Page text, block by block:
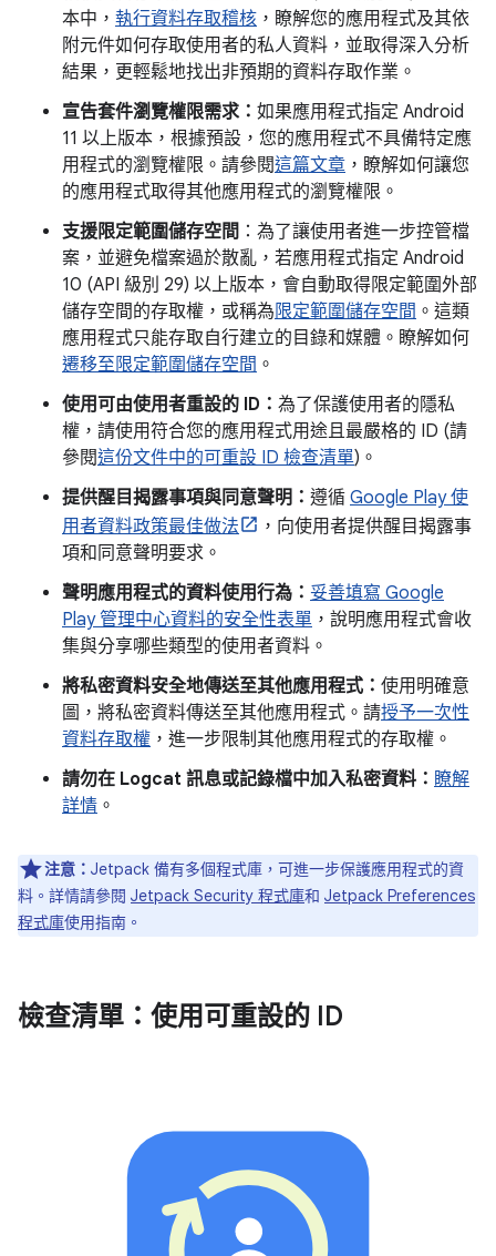
本中， 執行資料存取稽核 ，瞭解您的應用程式及其依
附元件如何存取使用者的私人資料，並取得深入分析
結果，更輕鬆地找出非預期的資料存取作業。
宣告套件瀏覽權限需求： 如果應用程式指定 Android
11 以上版本，根據預設，您的應用程式不具備特定應
用程式的瀏覽權限。請參閱這篇文章 ，瞭解如何讓您
的應用程式取得其他應用程式的瀏覽權限。
支援限定範圍儲存空間 ：為了讓使用者進一步控管檔
案，並避免檔案過於散亂，若應用程式指定 Android
10 (API 級別 29) 以上版本，會自動取得限定範圍外部
儲存空間的存取權，或稱為 限定範圍儲存空間 。這類
應用程式只能存取自行建立的目錄和媒體。瞭解如何
遷移至限定範圍儲存空間 。
使用可由使用者重設的 ID： 為了保護使用者的隱私
權，請使用符合您的應用程式用途且最嚴格的 ID (請
參閱這份文件中的可重設 ID 檢查清單)。
提供醒目揭露事項與同意聲明： 遵循 Google Play 使
用者資料政策最佳做法
，向使用者提供醒目揭露事
項和同意聲明要求。
聲明應用程式的資料使用行為： 妥善填寫 Google
Play 管理中心資料的安全性表單 ，說明應用程式會收
集與分享哪些類型的使用者資料。
將私密資料安全地傳送至其他應用程式： 使用明確意
圖，將私密資料傳送至其他應用程式。請授予一次性
資料存取權 ，進一步限制其他應用程式的存取權。
請勿在 Logcat 訊息或記錄檔中加入私密資料： 瞭解
詳情 。
注意： Jetpack 備有多個程式庫，可進一步保護應用程式的資
料。詳情請參閱 Jetpack Security 程式庫和 Jetpack Preferences
程式庫使用指南。
檢查清單：使用可重設的 ID